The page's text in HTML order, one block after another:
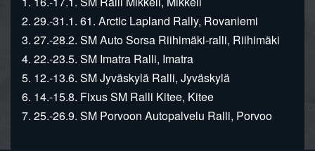
2. 29.-31.1. 61. Arctic Lapland Rally, Rovaniemi
3. 27.-28.2. SM Auto Sorsa Riihimäki-ralli, Riihimäki
4. 22.-23.5. SM Imatra Ralli, Imatra
5. 12.-13.6. SM Jyväskylä Ralli, Jyväskylä
6. 14.-15.8. Fixus SM Ralli Kitee, Kitee
7. 25.-26.9. SM Porvoon Autopalvelu Ralli, Porvoo